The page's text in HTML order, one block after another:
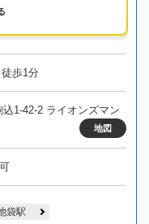
歩1分
1-42-2 ライオンズマン
地図
袋駅